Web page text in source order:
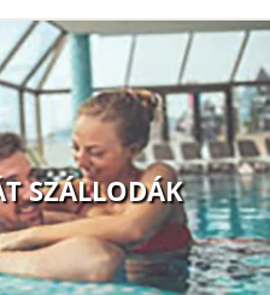
SZÁLLODÁK